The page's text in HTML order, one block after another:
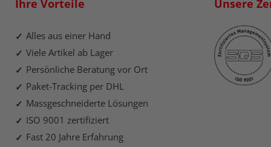
Ihre Vorteile
Alles aus einer Hand
Viele Artikel ab Lager
Persönliche Beratung vor Ort
Paket-Tracking per DHL
Massgeschneiderte Lösungen
ISO 9001 zertifiziert
Fast 20 Jahre Erfahrung
Unsere